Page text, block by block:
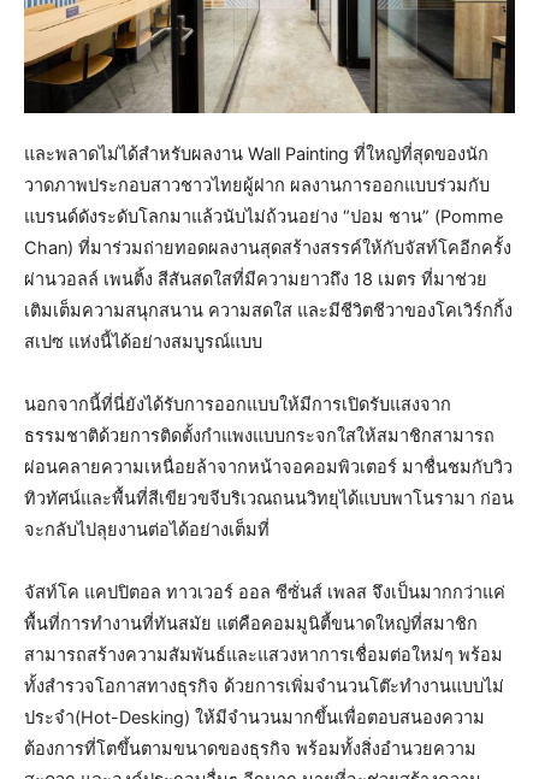
และพลาดไม่ได้สำหรับผลงาน Wall Painting ที่ใหญ่ที่สุดของนัก
วาดภาพประกอบสาวชาวไทยผู้ฝาก ผลงานการออกแบบร่วมกับ
แบรนด์ดังระดับโลกมาแล้วนับไม่ถ้วนอย่าง “ปอม ชาน” (Pomme
Chan) ที่มาร่วมถ่ายทอดผลงานสุดสร้างสรรค์ให้กับจัสท์โคอีกครั้ง
ผ่านวอลล์ เพนติ้ง สีสันสดใสที่มีความยาวถึง 18 เมตร ที่มาช่วย
เติมเต็มความสนุกสนาน ความสดใส และมีชีวิตชีวาของโคเวิร์กกิ้ง
สเปซ แห่งนี้ได้อย่างสมบูรณ์แบบ
นอกจากนี้ที่นี่ยังได้รับการออกแบบให้มีการเปิดรับแสงจาก
ธรรมชาติด้วยการติดตั้งกำแพงแบบกระจกใสให้สมาชิกสามารถ
ผ่อนคลายความเหนื่อยล้าจากหน้าจอคอมพิวเตอร์ มาชื่นชมกับวิว
ทิวทัศน์และพื้นที่สีเขียวขจีบริเวณถนนวิทยุได้แบบพาโนรามา ก่อน
จะกลับไปลุยงานต่อได้อย่างเต็มที่
จัสท์โค แคปปิตอล ทาวเวอร์ ออล ซีซั่นส์ เพลส จึงเป็นมากกว่าแค่
พื้นที่การทำงานที่ทันสมัย แต่คือคอมมูนิตี้ขนาดใหญ่ที่สมาชิก
สามารถสร้างความสัมพันธ์และแสวงหาการเชื่อมต่อใหม่ๆ พร้อม
ทั้งสำรวจโอกาสทางธุรกิจ ด้วยการเพิ่มจำนวนโต๊ะทำงานแบบไม่
ประจำ(Hot-Desking) ให้มีจำนวนมากขึ้นเพื่อตอบสนองความ
ต้องการที่โตขึ้นตามขนาดของธุรกิจ พร้อมทั้งสิ่งอำนวยความ